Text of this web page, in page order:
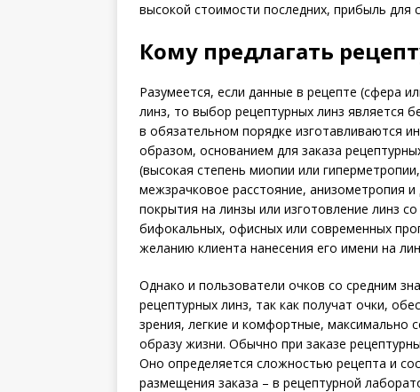
высокой стоимости последних, прибыль
Кому предлагать
Разумеется, если данные в рецепте (сфера
линз, то выбор рецептурных линз является
в обязательном порядке изготавливаются
образом, основанием для заказа
(высокая степень миопии или
межзрачковое расстояние, анизометропия
покрытия на линзы или изготовление линз
бифокальных, офисных или современных
желанию клиента нанесения его имени на
Однако и пользователи очков со средним
рецептурных линз, так как получат очки,
зрения, легкие и комфортные, максимально
образу жизни. Обычно при заказе
Оно определяется сложностью рецепта и
размещения заказа – в рецептурной